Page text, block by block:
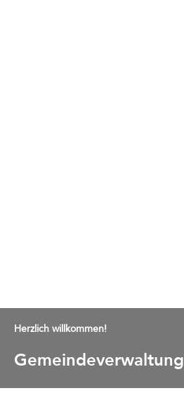
Herzlich willkommen!
Gemeindeverwaltung
Bremgartenstrasse 2